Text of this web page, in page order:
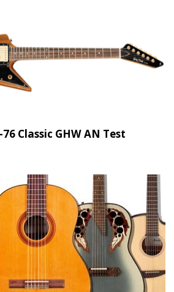
Classic GHW AN Test